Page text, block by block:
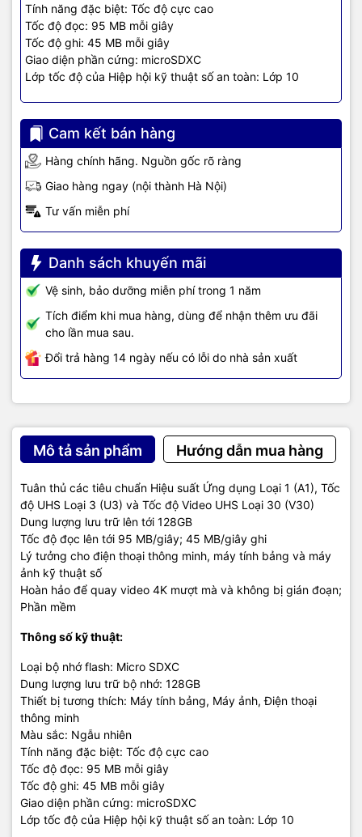
Tính năng đặc biệt: Tốc độ cực cao
Tốc độ đọc: 95 MB mỗi giây
Tốc độ ghi: 45 MB mỗi giây
Giao diện phần cứng: microSDXC
Lớp tốc độ của Hiệp hội kỹ thuật số an toàn: Lớp 10
Cam kết bán hàng
Hàng chính hãng. Nguồn gốc rõ ràng
Giao hàng ngay (nội thành Hà Nội)
Tư vấn miễn phí
Danh sách khuyến mãi
Vệ sinh, bảo dưỡng miễn phí trong 1 năm
Tích điểm khi mua hàng, dùng để nhận thêm ưu đãi
cho lần mua sau.
Đổi trả hàng 14 ngày nếu có lỗi do nhà sản xuất
Mô tả sản phẩm Hướng dẫn mua hàng
Tuân thủ các tiêu chuẩn Hiệu suất Ứng dụng Loại 1 (A1), Tốc
độ UHS Loại 3 (U3) và Tốc độ Video UHS Loại 30 (V30)
Dung lượng lưu trữ lên tới 128GB
Tốc độ đọc lên tới 95 MB/giây; 45 MB/giây ghi
Lý tưởng cho điện thoại thông minh, máy tính bảng và máy
ảnh kỹ thuật số
Hoàn hảo để quay video 4K mượt mà và không bị gián đoạn;
Phần mềm
Thông số kỹ thuật:
Loại bộ nhớ flash: Micro SDXC
Dung lượng lưu trữ bộ nhớ: 128GB
Thiết bị tương thích: Máy tính bảng, Máy ảnh, Điện thoại
thông minh
Màu sắc: Ngẫu nhiên
Tính năng đặc biệt: Tốc độ cực cao
Tốc độ đọc: 95 MB mỗi giây
Tốc độ ghi: 45 MB mỗi giây
Giao diện phần cứng: microSDXC
Lớp tốc độ của Hiệp hội kỹ thuật số an toàn: Lớp 10